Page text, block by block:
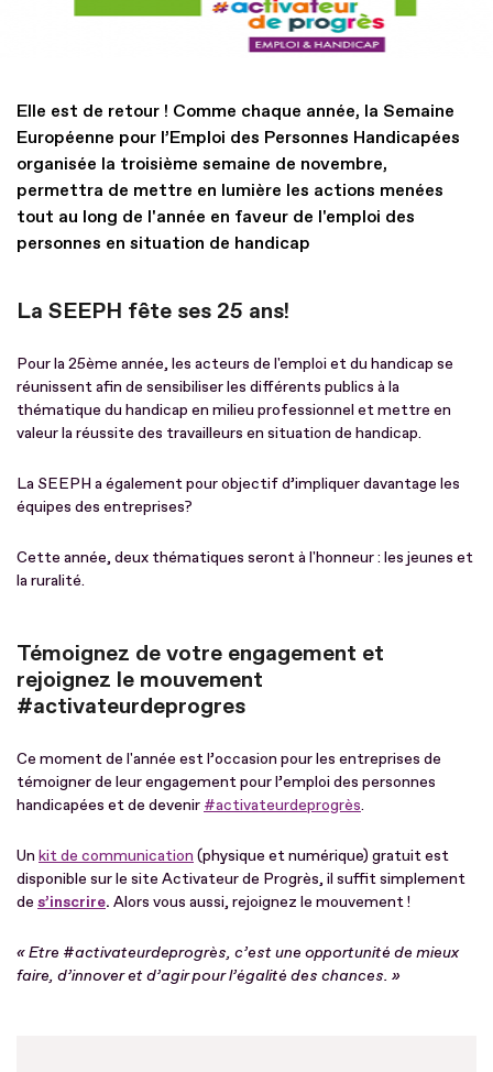
Elle est de retour ! Comme chaque année, la Semaine
Européenne pour l’Emploi des Personnes Handicapées
organisée la troisième semaine de novembre,
permettra de mettre en lumière les actions menées
tout au long de l'année en faveur de l'emploi des
personnes en situation de handicap
La SEEPH fête ses 25 ans!
Pour la 25ème année, les acteurs de l'emploi et du handicap se
réunissent afin de sensibiliser les différents publics à la
thématique du handicap en milieu professionnel et mettre en
valeur la réussite des travailleurs en situation de handicap.
La SEEPH a également pour objectif d’impliquer davantage les
équipes des entreprises?
Cette année, deux thématiques seront à l'honneur : les jeunes et
la ruralité.
Témoignez de votre engagement et
rejoignez le mouvement
#activateurdeprogres
Ce moment de l'année est l’occasion pour les entreprises de
témoigner de leur engagement pour l’emploi des personnes
handicapées et de devenir #activateurdeprogrès.
Un kit de communication (physique et numérique) gratuit est
disponible sur le site Activateur de Progrès, il suffit simplement
de s’inscrire. Alors vous aussi, rejoignez le mouvement !
« Etre #activateurdeprogrès, c’est une opportunité de mieux
faire, d’innover et d’agir pour l’égalité des chances. »